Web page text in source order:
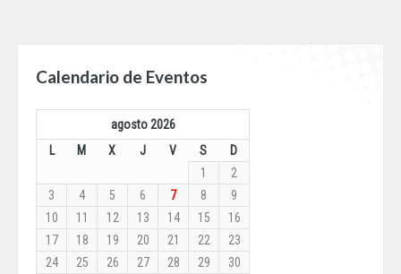
Calendario de Eventos
agosto 2026
L
M X J V S D
1
2
3
4 5 6 7 8
9
10
11 12 13 14 15
16
17
18 19 20 21 22
23
24
25 26 27 28 29
30